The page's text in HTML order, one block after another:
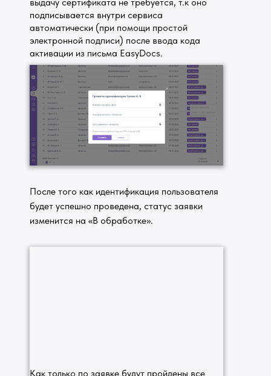
подписывается внутри сервиса
автоматически (при помощи простой
электронной подписи) после ввода кода
активации из письма EasyDocs.
После того как идентификация пользователя
будет успешно проведена, статус заявки
изменится на «В обработке».
Как только по заявке будут пройдены все